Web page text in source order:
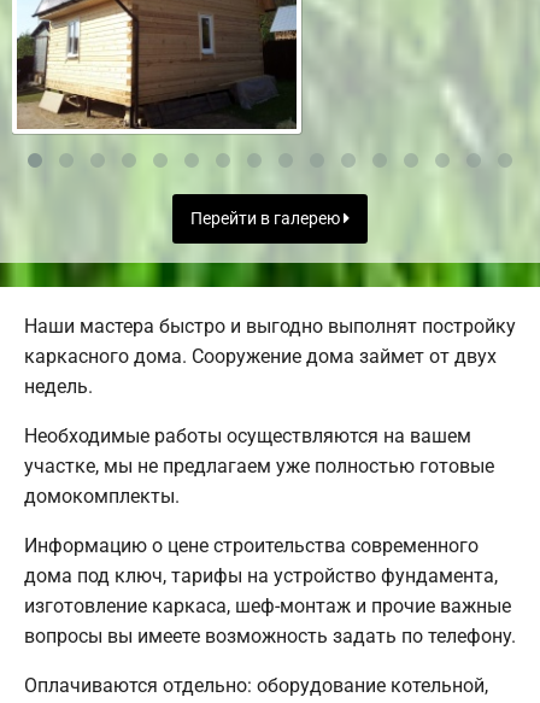
Перейти в галерею
Наши мастера быстро и выгодно выполнят постройку
каркасного дома. Сооружение дома займет от двух
недель.
Необходимые работы осуществляются на вашем
участке, мы не предлагаем уже полностью готовые
домокомплекты.
Информацию о цене строительства современного
дома под ключ, тарифы на устройство фундамента,
изготовление каркаса, шеф-монтаж и прочие важные
вопросы вы имеете возможность задать по телефону.
Оплачиваются отдельно: оборудование котельной,